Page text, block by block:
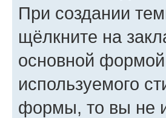
При создании
щёлкните на
основной
используемого
формы, то вы не